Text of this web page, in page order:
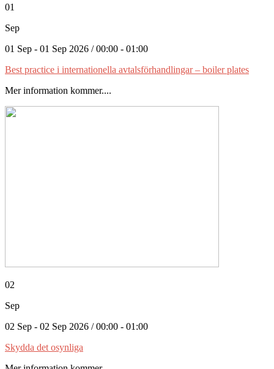
01
Sep
01 Sep - 01 Sep 2026 / 00:00 - 01:00
Best practice i internationella avtalsförhandlingar – boiler plates
Mer information kommer....
02
Sep
02 Sep - 02 Sep 2026 / 00:00 - 01:00
Skydda det osynliga